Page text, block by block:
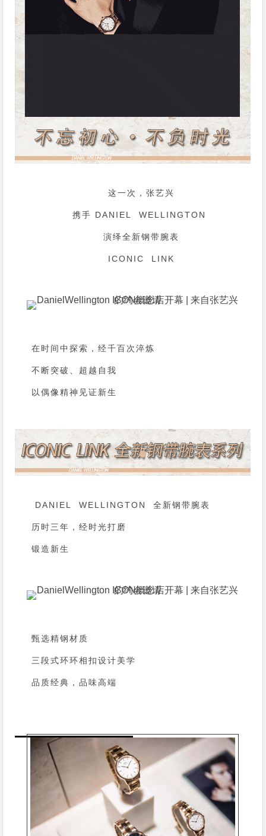
这一次，张艺兴
携手 DANIEL WELLINGTON
演绎全新钢带腕表
ICONIC LINK
在时间中探索，经千百次淬炼
不断突破、超越自我
以偶像精神见证新生
DANIEL WELLINGTON 全新钢带腕表
历时三年，经时光打磨
锻造新生
甄选精钢材质
三段式环环相扣设计美学
品质经典，品味高端